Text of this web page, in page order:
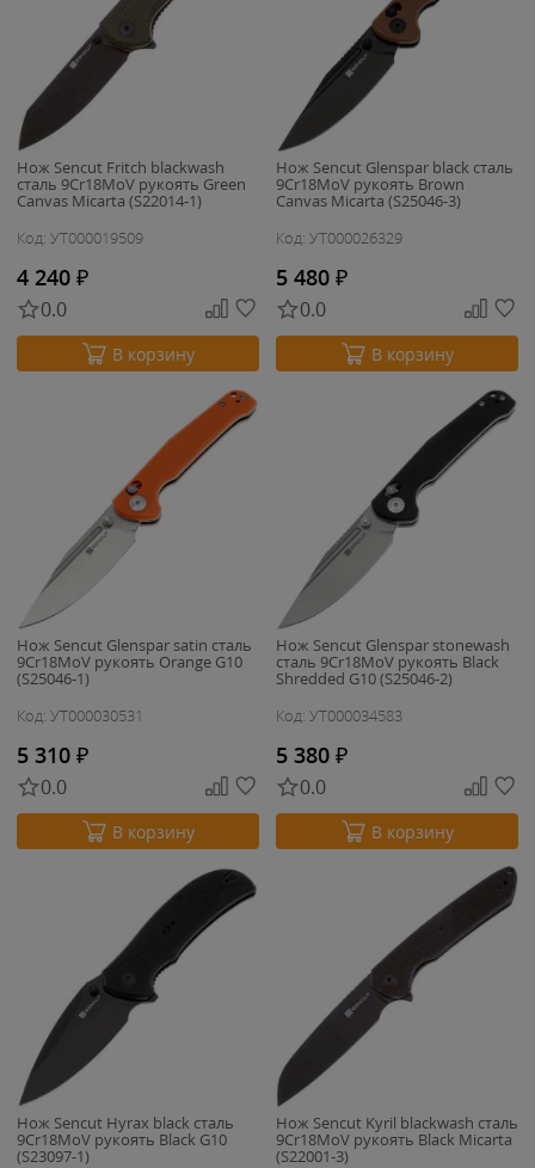
Нож Sencut Fritch blackwash
сталь 9Cr18MoV рукоять Green
Canvas Micarta (S22014-1)
Код: УТ000019509
4 240 ₽
0.0
В корзину
Нож Sencut Glenspar black сталь
9Cr18MoV рукоять Brown
Canvas Micarta (S25046-3)
Код: УТ000026329
5 480 ₽
0.0
В корзину
Нож Sencut Glenspar satin сталь
9Cr18MoV рукоять Orange G10
(S25046-1)
Код: УТ000030531
5 310 ₽
0.0
В корзину
Нож Sencut Glenspar stonewash
сталь 9Cr18MoV рукоять Black
Shredded G10 (S25046-2)
Код: УТ000034583
5 380 ₽
0.0
В корзину
Нож Sencut Hyrax black сталь
9Cr18MoV рукоять Black G10
(S23097-1)
Нож Sencut Kyril blackwash сталь
9Cr18MoV рукоять Black Micarta
(S22001-3)